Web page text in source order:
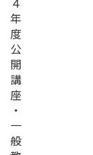
年
度
公
開
講
座
・
一
般